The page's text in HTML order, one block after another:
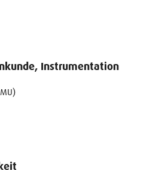
Instrumentation